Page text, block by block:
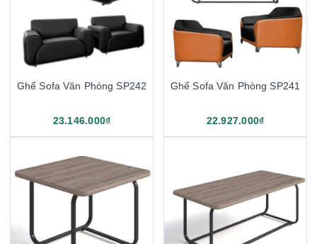
Ghế Sofa Văn Phòng SP242
23.146.000₫
Ghế Sofa Văn Phòng SP241
22.927.000₫